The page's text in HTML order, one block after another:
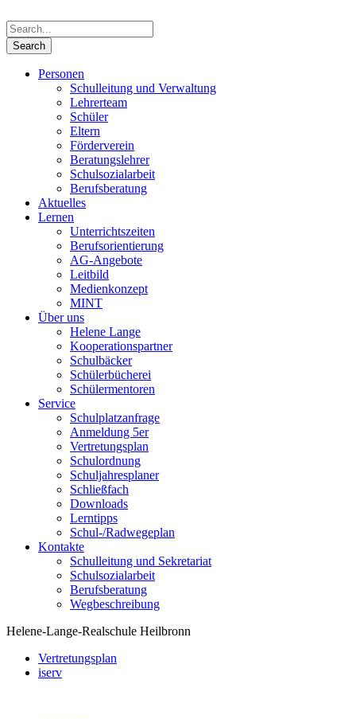
Personen
Schulleitung und Verwaltung
Lehrerteam
Schüler
Eltern
Förderverein
Beratungslehrer
Schulsozialarbeit
Berufsberatung
Aktuelles
Lernen
Unterrichtszeiten
Berufsorientierung
AG-Angebote
Leitbild
Medienkonzept
MINT
Über uns
Helene Lange
Kooperationspartner
Schulbäcker
Schülerbücherei
Schülermentoren
Service
Schulplatzanfrage
Anmeldung 5er
Vertretungsplan
Schulordnung
Schuljahresplaner
Schließfach
Downloads
Lerntipps
Schul-/Radwegeplan
Kontakte
Schulleitung und Sekretariat
Schulsozialarbeit
Berufsberatung
Wegbeschreibung
Helene-Lange-Realschule Heilbronn
Vertretungsplan
iserv